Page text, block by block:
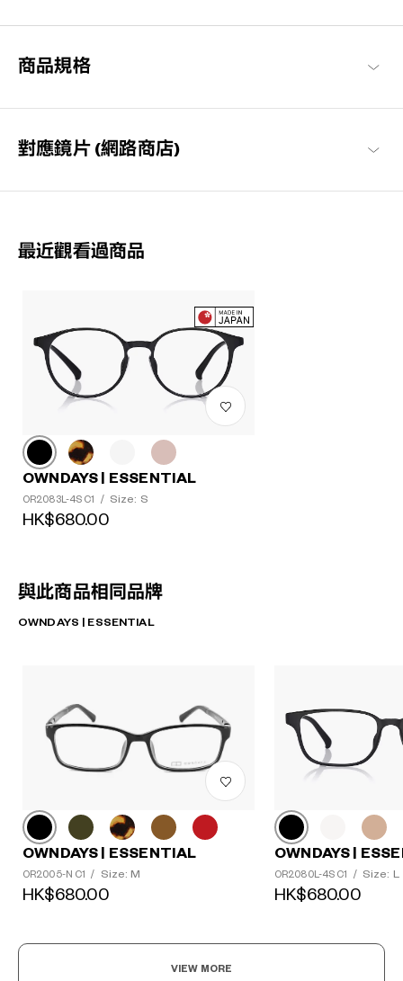
享受眼鏡的樂趣，迎接美好日常
本簡約的設計，也注重耐用性與材質的OWNDAYS代表系列。
OWNDAYS | ESSENTIAL 商品一覽
商品規格
對應鏡片 (網路商店)
最近觀看過商品
OWNDAYS | ESSENTIAL
OR2083L-4S C1 / Size: S
HK$680.00
與此商品相同品牌
OWNDAYS | ESSENTIAL
OWNDAYS | ESSENTIAL
OR2005-N C1 / Size: M
HK$680.00
OWNDAYS |
OR2080L-4S C1 / Size: L
HK$680.00
VIEW MORE